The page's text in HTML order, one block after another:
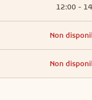
12:00 -
Non
Non